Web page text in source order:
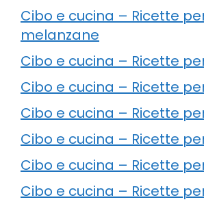
Cibo e cucina – Ricette
melanzane
Cibo e cucina – Ricette
Cibo e cucina – Ricette
Cibo e cucina – Ricette
Cibo e cucina – Ricette
Cibo e cucina – Ricette
Cibo e cucina – Ricette